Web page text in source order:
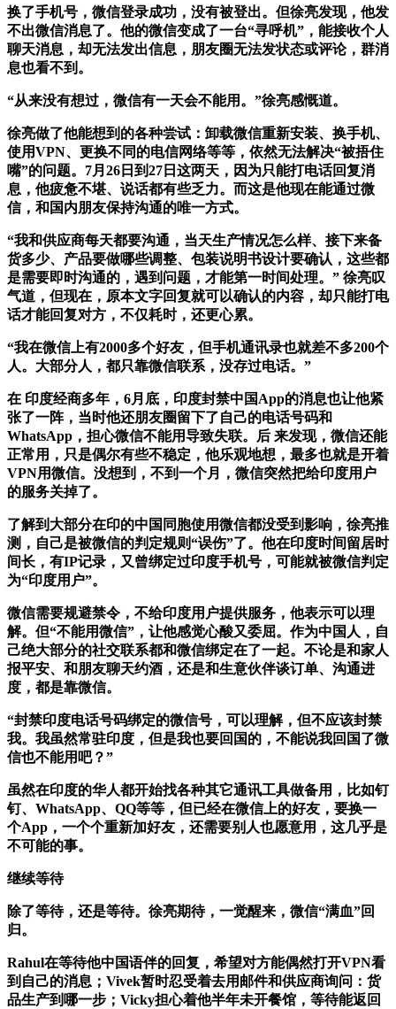
换了手机号，微信登录成功，没有被登出。但徐亮发现，他发
不出微信消息了。他的微信变成了一台“寻呼机”，能接收个人
聊天消息，却无法发出信息，朋友圈无法发状态或评论，群消
息也看不到。
“从来没有想过，微信有一天会不能用。”徐亮感慨道。
徐亮做了他能想到的各种尝试：卸载微信重新安装、换手机、
使用VPN、更换不同的电信网络等等，依然无法解决“被捂住
嘴”的问题。7月26日到27日这两天，因为只能打电话回复消
息，他疲惫不堪、说话都有些乏力。而这是他现在能通过微
信，和国内朋友保持沟通的唯一方式。
“我和供应商每天都要沟通，当天生产情况怎么样、接下来备
货多少、产品要做哪些调整、包装说明书设计要确认，这些都
是需要即时沟通的，遇到问题，才能第一时间处理。” 徐亮叹
气道，但现在，原本文字回复就可以确认的内容，却只能打电
话才能回复对方，不仅耗时，还更心累。
“我在微信上有2000多个好友，但手机通讯录也就差不多200个
人。大部分人，都只靠微信联系，没存过电话。”
在 印度经商多年，6月底，印度封禁中国App的消息也让他紧
张了一阵，当时他还朋友圈留下了自己的电话号码和
WhatsApp，担心微信不能用导致失联。后 来发现，微信还能
正常用，只是偶尔有些不稳定，他乐观地想，最多也就是开着
VPN用微信。没想到，不到一个月，微信突然把给印度用户
的服务关掉了。
了解到大部分在印的中国同胞使用微信都没受到影响，徐亮推
测，自己是被微信的判定规则“误伤”了。他在印度时间留居时
间长，有IP记录，又曾绑定过印度手机号，可能就被微信判定
为“印度用户”。
微信需要规避禁令，不给印度用户提供服务，他表示可以理
解。但“不能用微信”，让他感觉心酸又委屈。作为中国人，自
己绝大部分的社交联系都和微信绑定在了一起。不论是和家人
报平安、和朋友聊天约酒，还是和生意伙伴谈订单、沟通进
度，都是靠微信。
“封禁印度电话号码绑定的微信号，可以理解，但不应该封禁
我。我虽然常驻印度，但是我也要回国的，不能说我回国了微
信也不能用吧？”
虽然在印度的华人都开始找各种其它通讯工具做备用，比如钉
钉、WhatsApp、QQ等等，但已经在微信上的好友，要换一
个App，一个个重新加好友，还需要别人也愿意用，这几乎是
不可能的事。
继续等待
除了等待，还是等待。徐亮期待，一觉醒来，微信“满血”回
归。
Rahul在等待他中国语伴的回复，希望对方能偶然打开VPN看
到自己的消息；Vivek暂时忍受着去用邮件和供应商询问：货
品生产到哪一步；Vicky担心着他半年未开餐馆，等待能返回